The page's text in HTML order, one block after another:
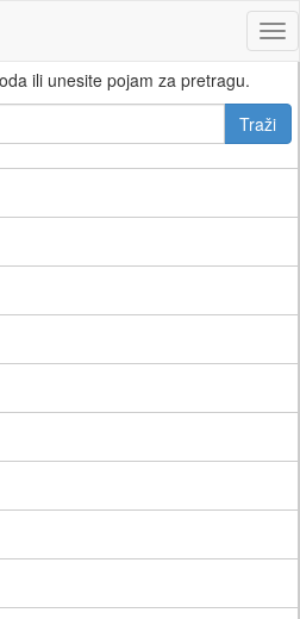
ili unesite pojam za pretragu.